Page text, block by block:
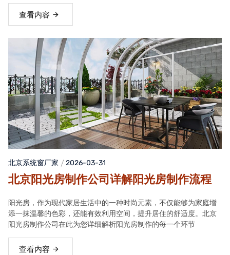
查看内容
北京系统窗厂家 2026-03-31
北京阳光房制作公司详解阳光房制作流程
阳光房，作为现代家居生活中的一种时尚元素，不仅能够为家庭增
添一抹温馨的色彩，还能有效利用空间，提升居住的舒适度。北京
阳光房制作公司在此为您详细解析阳光房制作的每一个环节
查看内容